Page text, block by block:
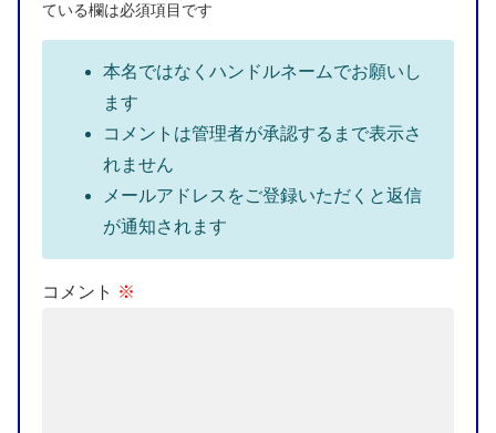
ている欄は必須項目です
本名ではなくハンドルネームでお願いし
ます
コメントは管理者が承認するまで表示さ
れません
メールアドレスをご登録いただくと返信
が通知されます
コメント ※